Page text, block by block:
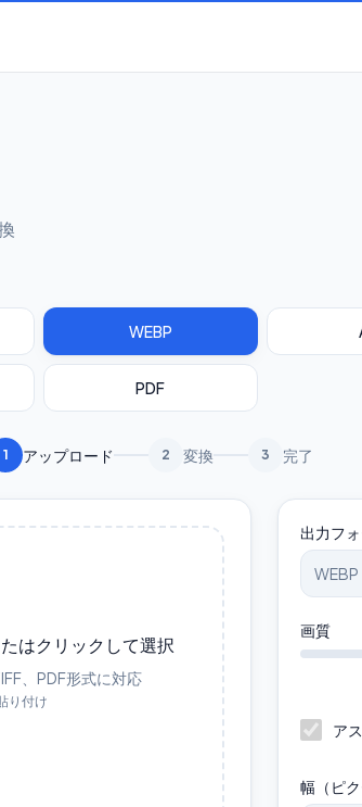
WEBP
PDF
1 アップロード 2 変換 3 完了
はクリックして選択
、PDF形式に対応
り付け
出力フ
画質
ア
幅（ピク